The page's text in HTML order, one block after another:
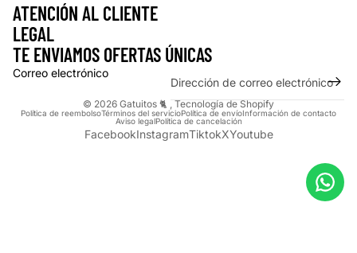
ATENCIÓN AL CLIENTE
LEGAL
TE ENVIAMOS OFERTAS ÚNICAS
Correo electrónico
© 2026 Gatuitos 🐈 ,Tecnología de Shopify
Política de reembolsoTérminos del servicioPolítica de envíoInformación de contacto
Aviso legalPolítica de cancelación
FacebookInstagramTiktokXYoutube